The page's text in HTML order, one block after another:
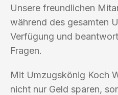
Unsere freundlichen
während des gesamten
Verfügung und
Fragen.
Mit Umzugskönig Koch
nicht nur Geld sparen,